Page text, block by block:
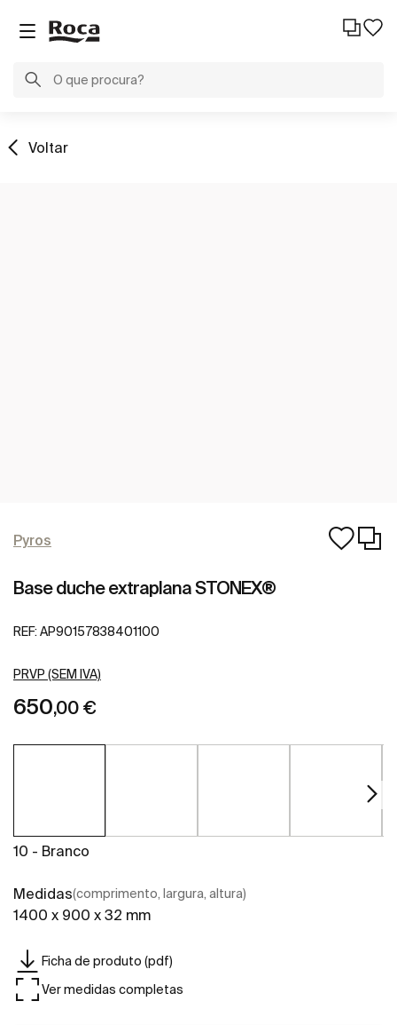
Voltar
Pyros
Base duche extraplana STONEX®
REF: AP90157838401100
PRVP (SEM IVA)
650,00 €
10 - Branco
Medidas(comprimento, largura, altura)
1400 x 900 x 32 mm
Ficha de produto (pdf)
Ver medidas completas